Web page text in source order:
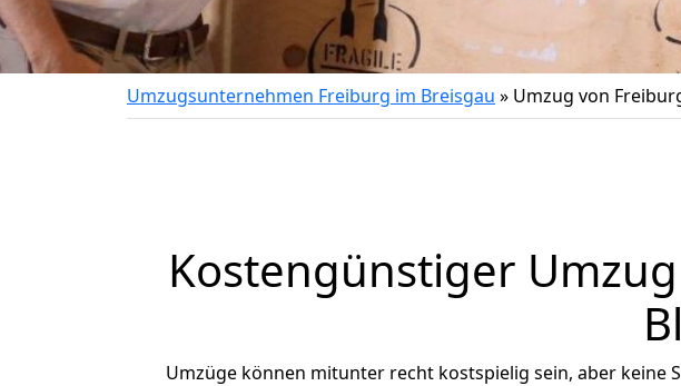
Umzugsunternehmen Freiburg im Breisgau » Umzug von
Kostengünstiger
Umzüge können mitunter recht kostspielig sein, aber keine